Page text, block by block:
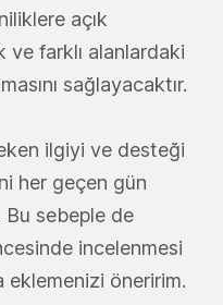
açık
ve farklı alanlardaki
sağlayacaktır.
ilgiyi ve desteği
her geçen gün
Bu sebeple de
incelenmesi
eklemenizi öneririm.